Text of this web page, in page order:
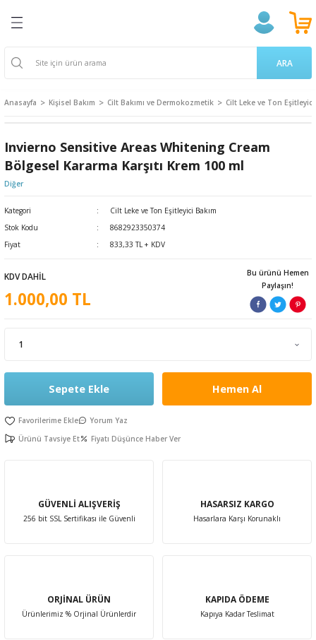
Ürünleri
Emzirme
Takviyeleri
& Propolis
Yağı
Ürünleri
Ve Temizlik
ARA
Anasayfa Kişisel Bakım Cilt Bakımı ve Dermokozmetik Cilt Leke ve Ton Eşitleyici
Invierno Sensitive Areas Whitening Cream
Bölgesel Kararma Karşıtı Krem 100 ml
Diğer
Kategori
Cilt Leke ve Ton Eşitleyici Bakım
Stok Kodu
8682923350374
Fiyat
833,33 TL + KDV
KDV DAHİL
1.000,00 TL
Bu ürünü Hemen
Paylaşın!
Sepete Ekle Hemen Al
Yorum Yaz
Ürünü Tavsiye Et
Fiyatı Düşünce Haber Ver
GÜVENLİ ALIŞVERİŞ
256 bit SSL Sertifikası ile Güvenli
HASARSIZ KARGO
Hasarlara Karşı Korunaklı
ORJİNAL ÜRÜN
Ürünlerimiz % Orjinal Ürünlerdir
KAPIDA ÖDEME
Kapıya Kadar Teslimat